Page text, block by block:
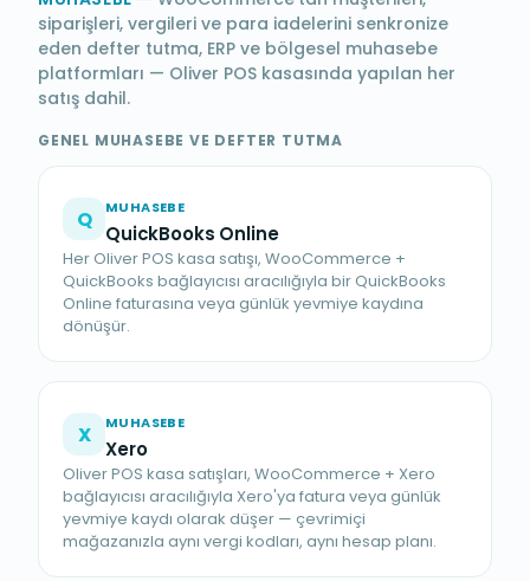
siparişleri, vergileri ve para iadelerini senkronize
eden defter tutma, ERP ve bölgesel muhasebe
platformları — Oliver POS kasasında yapılan her
satış dahil.
GENEL MUHASEBE VE DEFTER TUTMA
Q MUHASEBE
QuickBooks Online
Her Oliver POS kasa satışı, WooCommerce +
QuickBooks bağlayıcısı aracılığıyla bir QuickBooks
Online faturasına veya günlük yevmiye kaydına
dönüşür.
X MUHASEBE
Xero
Oliver POS kasa satışları, WooCommerce + Xero
bağlayıcısı aracılığıyla Xero'ya fatura veya günlük
yevmiye kaydı olarak düşer — çevrimiçi
mağazanızla aynı vergi kodları, aynı hesap planı.